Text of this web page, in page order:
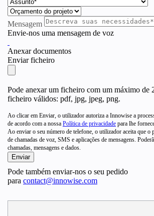
Mensagem
Envie-nos uma mensagem de voz
Anexar documentos
Enviar ficheiro
Pode anexar um ficheiro com um máximo de
ficheiro válidos: pdf, jpg, jpeg, png.
Ao clicar em Enviar, o utilizador autoriza a Innowise a
de acordo com a nossa Política de privacidade para lhe
Ao enviar o seu número de telefone, o utilizador aceita que o
de chamadas de voz, SMS e aplicações de mensagens.
chamadas, mensagens e dados.
Pode também enviar-nos o seu pedido
para contact@innowise.com